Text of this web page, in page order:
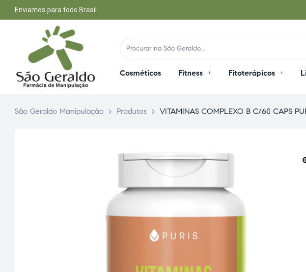
Enviamos para todo Brasil
Cosméticos Fitness Fitoterápicos
São Geraldo Manipulação > Produtos > VITAMINAS COMPLEXO B C/60 CAPS